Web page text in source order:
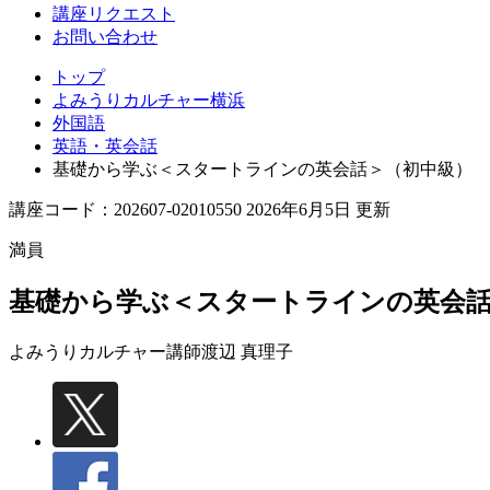
講座リクエスト
お問い合わせ
トップ
よみうりカルチャー横浜
外国語
英語・英会話
基礎から学ぶ＜スタートラインの英会話＞（初中級）
講座コード：202607-02010550 2026年6月5日 更新
満員
基礎から学ぶ＜スタートラインの英会話
よみうりカルチャー講師渡辺 真理子